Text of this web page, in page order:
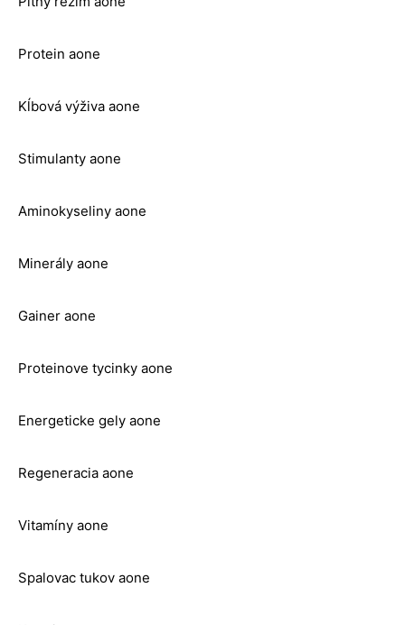
Protein aone
Kĺbová výživa aone
Stimulanty aone
Aminokyseliny aone
Minerály aone
Gainer aone
Proteinove tycinky aone
Energeticke gely aone
Regeneracia aone
Vitamíny aone
Spalovac tukov aone